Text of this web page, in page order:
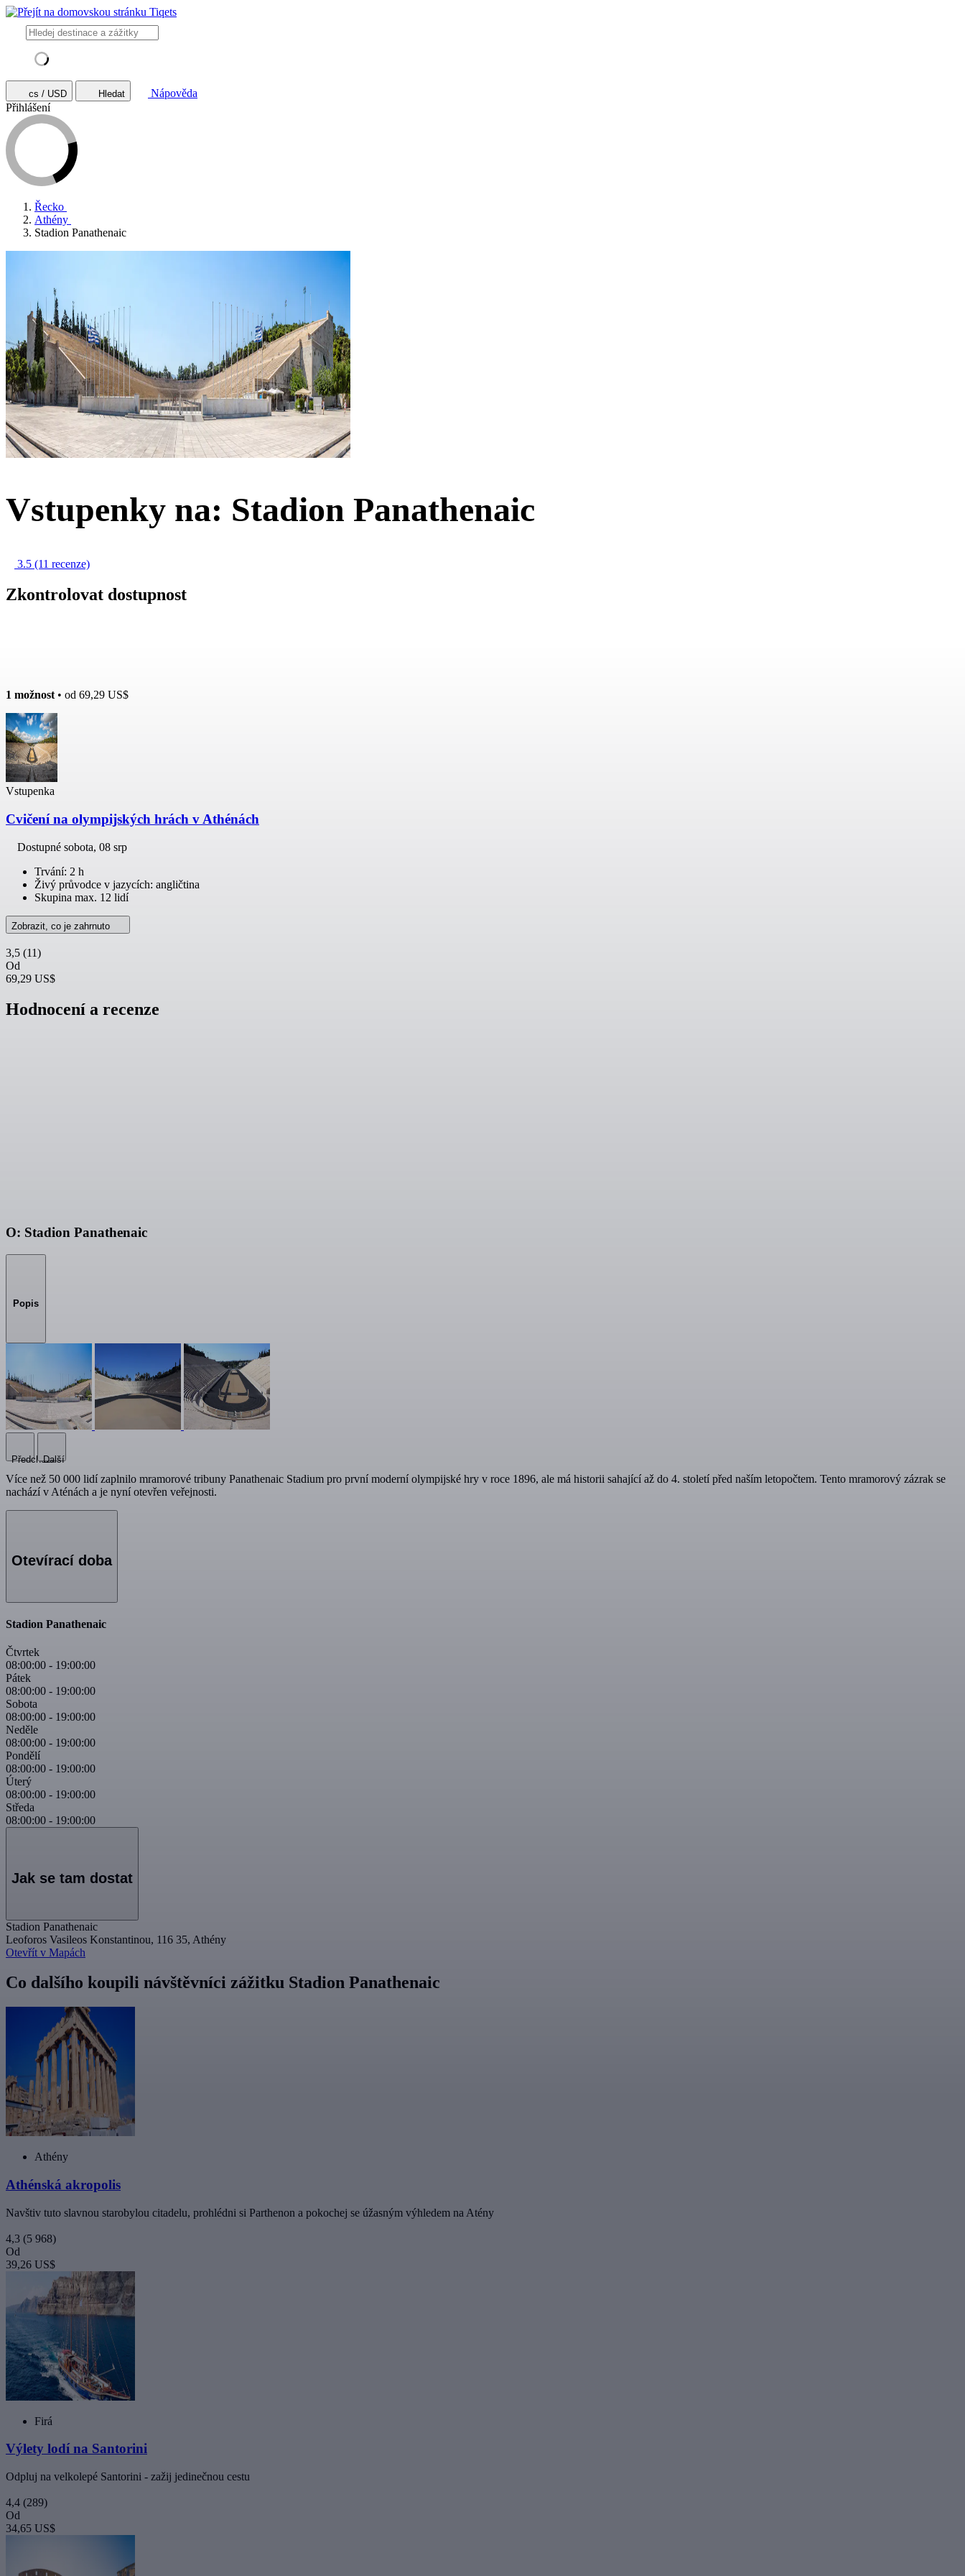
cs / USD Hledat
Nápověda
Přihlášení
Řecko
Athény
Stadion Panathenaic
Vstupenky na: Stadion Panathenaic
3.5 (11 recenze)
Zkontrolovat dostupnost
1 možnost• od 69,29 US$
Vstupenka
Cvičení na olympijských hrách v Athénách
Dostupné sobota, 08 srp
Trvání: 2 h
Živý průvodce v jazycích: angličtina
Skupina max. 12 lidí
Zobrazit, co je zahrnuto
3,5 (11)
Od
69,29 US$
Hodnocení a recenze
O: Stadion Panathenaic
Popis
PředchozíDalší
Více než 50 000 lidí zaplnilo mramorové tribuny Panathenaic Stadium pro první moderní olympijské hry v roce 1896, ale má historii sahající až do 4. století před naším letopočtem. Tento mramorový zázrak se
nachází v Aténách a je nyní otevřen veřejnosti.
Otevírací doba
Stadion Panathenaic
Čtvrtek
08:00:00 - 19:00:00
Pátek
08:00:00 - 19:00:00
Sobota
08:00:00 - 19:00:00
Neděle
08:00:00 - 19:00:00
Pondělí
08:00:00 - 19:00:00
Úterý
08:00:00 - 19:00:00
Středa
08:00:00 - 19:00:00
Jak se tam dostat
Stadion Panathenaic
Leoforos Vasileos Konstantinou, 116 35, Athény
Otevřít v Mapách
Co dalšího koupili návštěvníci zážitku Stadion Panathenaic
Athény
Athénská akropolis
Navštiv tuto slavnou starobylou citadelu, prohlédni si Parthenon a pokochej se úžasným výhledem na Atény
4,3 (5 968)
Od
39,26 US$
Firá
Výlety lodí na Santorini
Odpluj na velkolepé Santorini - zažij jedinečnou cestu
4,4 (289)
Od
34,65 US$